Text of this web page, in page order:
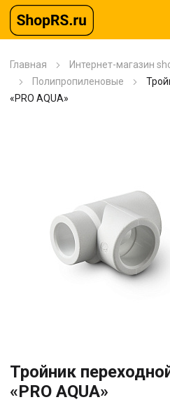
Главная Интернет-магазин
Полипропиленовые
«PRO AQUA»
Тройник
«PRO AQUA»